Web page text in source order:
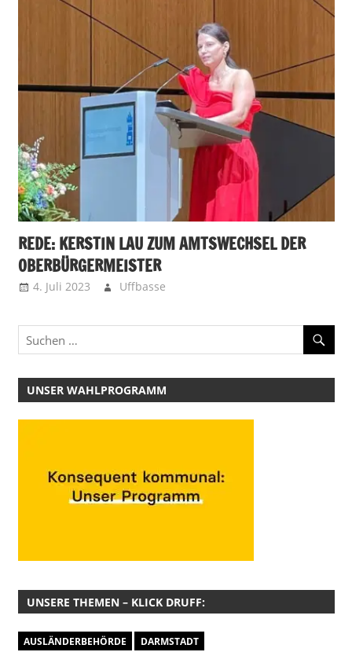
REDE: KERSTIN LAU ZUM AMTSWECHSEL DER
OBERBÜRGERMEISTER
4. Juli 2023 Uffbasse
UNSER WAHLPROGRAMM
UNSERE THEMEN – KLICK DRUFF:
AUSLÄNDERBEHÖRDE
DARMSTADT